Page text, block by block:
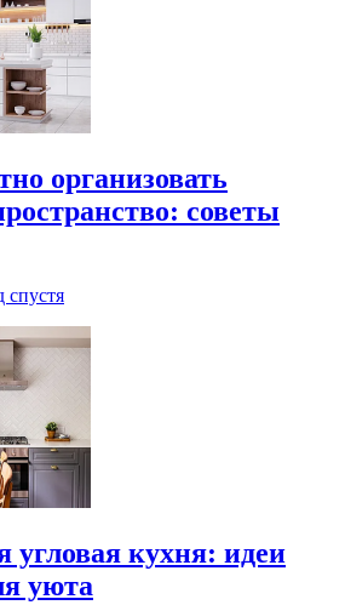
организовать
советы
спустя
угловая кухня: идеи
уюта